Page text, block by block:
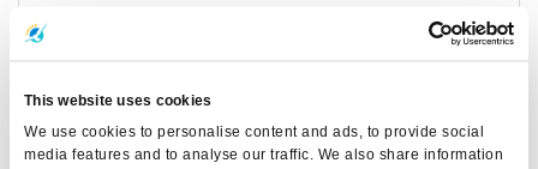
This website uses cookies
We use cookies to personalise content and ads, to provide social
media features and to analyse our traffic. We also share information
どうぞお時間を取って、
フィードバックを
ご質問やご不明な点がございましたら、当社の ヘルプページに
アクセスしてメッセージを残してください。お客様のフィード